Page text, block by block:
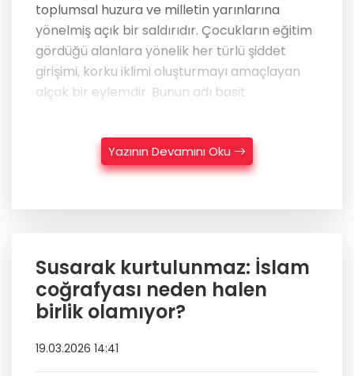
toplumsal huzura ve milletin yarınlarına
yönelmiş açık bir saldırıdır. Çocukların eğitim
gördüğü alanlara yönelik her türlü şiddet
girişimi, korku iklimi oluşturmayı amaçlayan
alçak bir eylemdir. Bunun adı basit
Yazının Devamını Oku
Susarak kurtulunmaz: İslam
coğrafyası neden halen
birlik olamıyor?
19.03.2026 14:41